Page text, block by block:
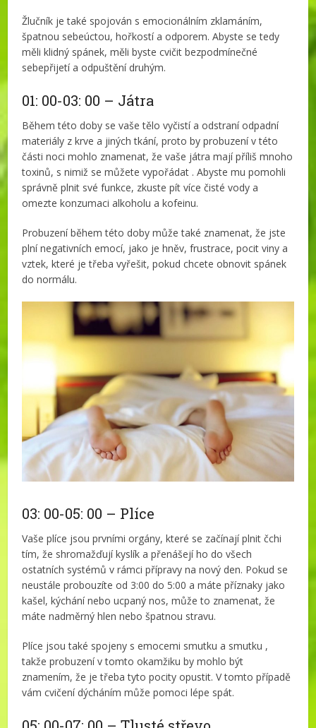
Žlučník je také spojován s emocionálním zklamáním,
špatnou sebeúctou, hořkostí a odporem. Abyste se tedy
měli klidný spánek, měli byste cvičit bezpodmínečné
sebepřijetí a odpuštění druhým.
01: 00-03: 00 – Játra
Během této doby se vaše tělo vyčistí a odstraní odpadní
materiály z krve a jiných tkání, proto by probuzení v této
části noci mohlo znamenat, že vaše játra mají příliš mnoho
toxinů, s nimiž se můžete vypořádat . Abyste mu pomohli
správně plnit své funkce, zkuste pít více čisté vody a
omezte konzumaci alkoholu a kofeinu.
Probuzení během této doby může také znamenat, že jste
plní negativních emocí, jako je hněv, frustrace, pocit viny a
vztek, které je třeba vyřešit, pokud chcete obnovit spánek
do normálu.
03: 00-05: 00 – Plíce
Vaše plíce jsou prvními orgány, které se začínají plnit čchi
tím, že shromažďují kyslík a přenášejí ho do všech
ostatních systémů v rámci přípravy na nový den. Pokud se
neustále probouzíte od 3:00 do 5:00 a máte příznaky jako
kašel, kýchání nebo ucpaný nos, může to znamenat, že
máte nadměrný hlen nebo špatnou stravu.
Plíce jsou také spojeny s emocemi smutku a smutku ,
takže probuzení v tomto okamžiku by mohlo být
znamením, že je třeba tyto pocity opustit. V tomto případě
vám cvičení dýcháním může pomoci lépe spát.